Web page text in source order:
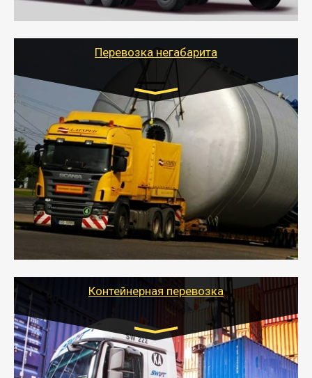
- Тайгер Логистик поможет быстро перевезти
скоропортящиеся продукты в любой город России с
Перевозка негабарита
Цена за км. Рассчитывается
индивидуально
- Перевозка техники и негабаритных грузов
осуществляется после получения разрешения на
перевозку (обычно 7-14 дней).
- Тайгер Логистик в короткие сроки поможет вам
качественно и безопасно перевезти негабаритные
грузы по всей России тралом, манипулятором и
другим транспортом и подобрать оптимальный
Контейнерная перевозка
Цена за км. Рассчитывается
индивидуально